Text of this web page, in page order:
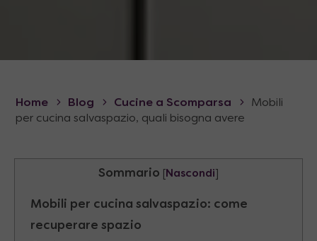
Home Blog Cucine a Scomparsa
Mobili
per cucina salvaspazio, quali bisogna avere
Sommario Nascondi
Mobili per cucina salvaspazio: come
recuperare spazio